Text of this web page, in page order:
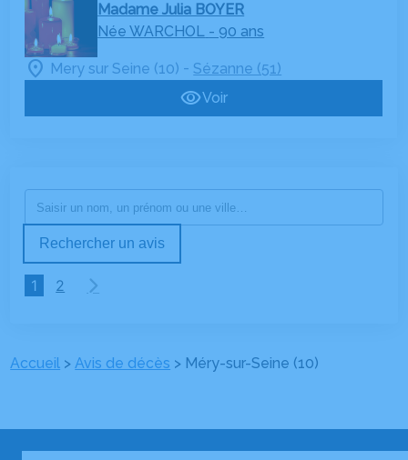
Madame Julia BOYER
Née WARCHOL - 90 ans
Mery sur Seine (10) - Sézanne (51)
Voir
Rechercher un avis
1 2
Accueil >Avis de décès > Méry-sur-Seine (10)